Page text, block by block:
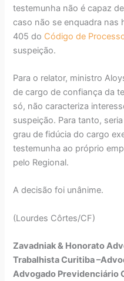
testemunha não é capaz
caso não se enquadra nas
405 do Código de
suspeição.
Para o relator, ministro
de cargo de confiança da
só, não caracteriza
suspeição. Para tanto,
grau de fidúcia do cargo
testemunha ao próprio
pelo Regional.
A decisão foi unânime.
(Lourdes Côrtes/CF)
Zavadniak & Honorato
Trabalhista Curitiba
Advogado Previdenciário